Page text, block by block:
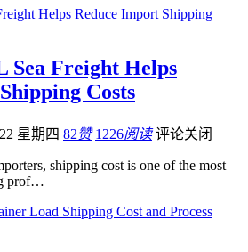
Sea Freight Helps
Costs
星期四 82赞 1226阅读 评论关闭
shipping cost is one of the most
prof…